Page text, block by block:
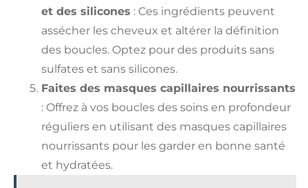
et des silicones : Ces ingrédients peuvent
assécher les cheveux et altérer la définition
des boucles. Optez pour des produits sans
sulfates et sans silicones.
Faites des masques capillaires nourrissants
: Offrez à vos boucles des soins en profondeur
réguliers en utilisant des masques capillaires
nourrissants pour les garder en bonne santé
et hydratées.